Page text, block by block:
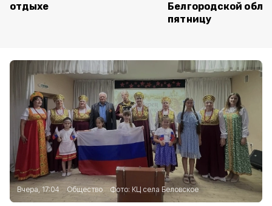
отдыхе
Белгородской
пятницу
Вчера, 17:04 Общество Фото: КЦ села Беловское